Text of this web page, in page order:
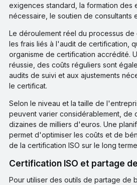
exigences standard, la formation des
nécessaire, le soutien de consultants
Le déroulement réel du processus
les frais liés à l'audit de certification,
organisme de certification accrédité.
réussie, des coûts réguliers sont
audits de suivi et aux ajustements
le certificat.
Selon le niveau et la taille de
peuvent varier considérablement, de
dizaines de milliers d'euros. Une
permet d'optimiser les coûts et de
de la certification ISO sur le long
Certification ISO et partage
Pour utiliser des outils de partage de